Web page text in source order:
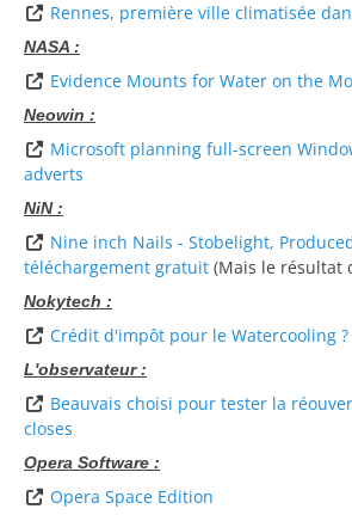
Rennes, première ville climatisée
NASA :
Evidence Mounts for Water on the
Neowin :
Microsoft planning full-screen
adverts
NiN :
Nine inch Nails - Stobelight,
téléchargement gratuit (Mais le résultat
Nokytech :
Crédit d'impôt pour le Watercooling ?
L'observateur :
Beauvais choisi pour tester la
closes
Opera Software :
Opera Space Edition